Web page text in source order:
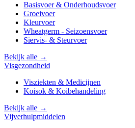
Basisvoer & Onderhoudsvoer
Groeivoer
Kleurvoer
Wheatgerm - Seizoensvoer
Siervis- & Steurvoer
Bekijk alle →
Visgezondheid
Visziekten & Medicijnen
Koisok & Koibehandeling
Bekijk alle →
Vijverhulpmiddelen